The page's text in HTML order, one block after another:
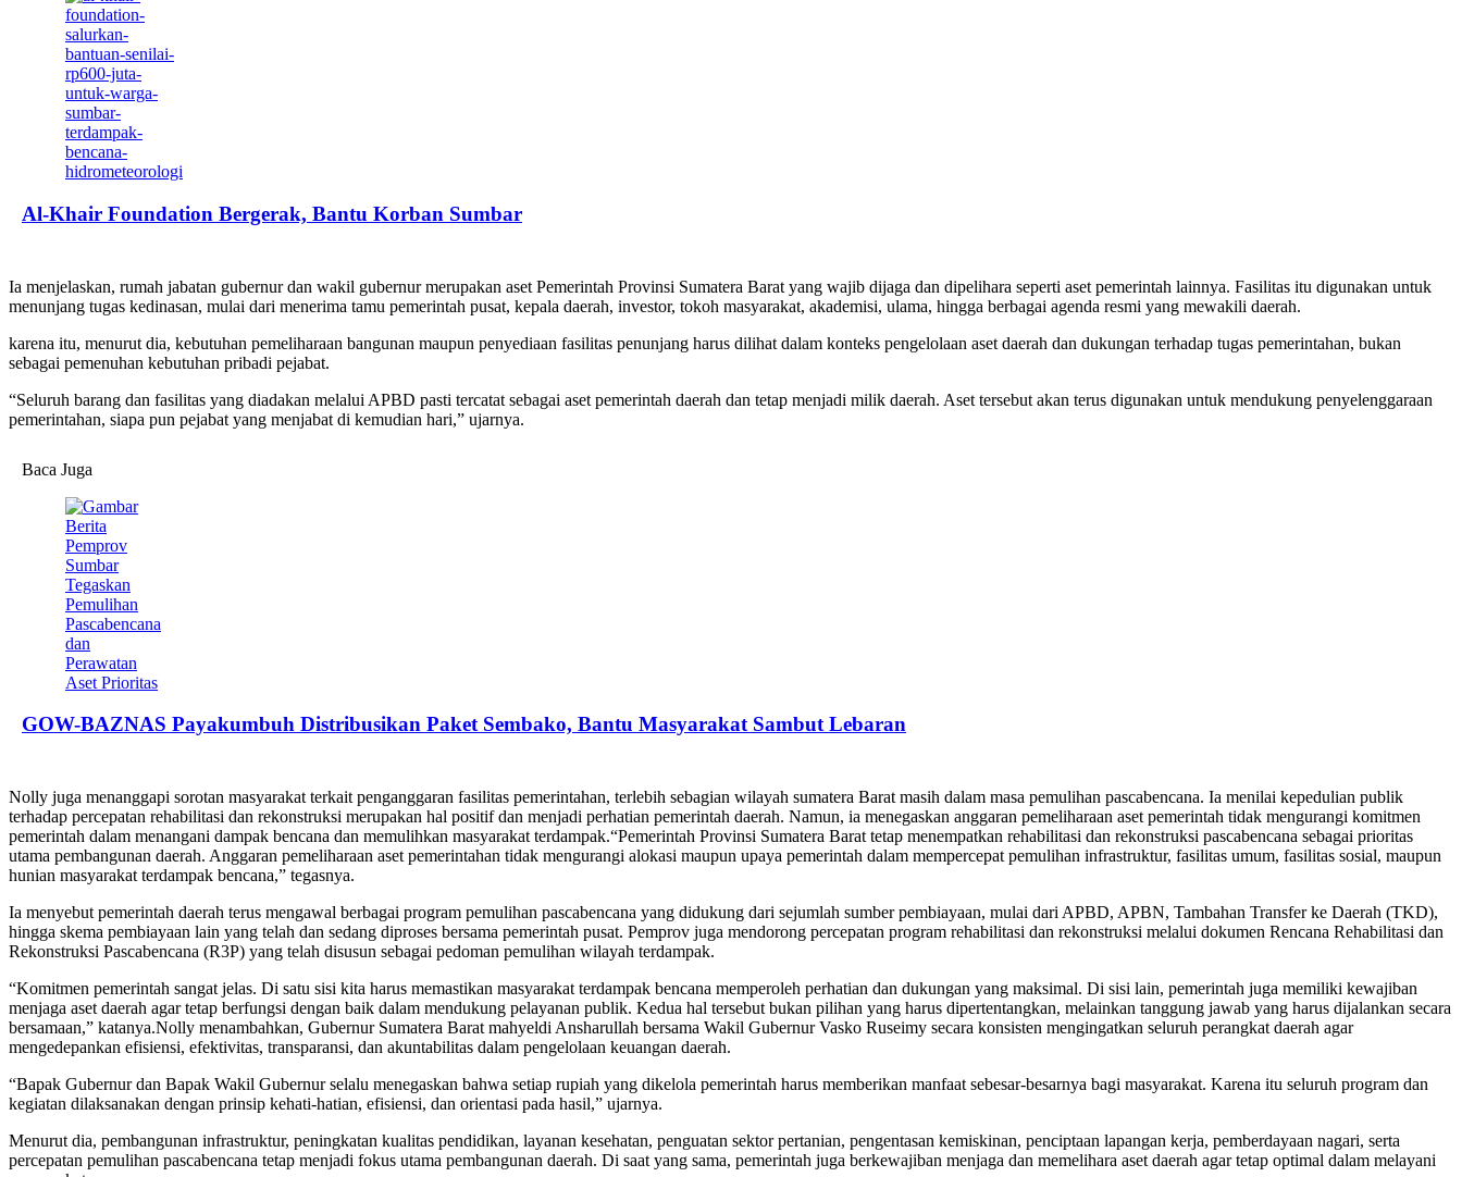
Al-Khair Foundation Bergerak, Bantu Korban Sumbar
Ia menjelaskan, rumah jabatan gubernur dan wakil gubernur merupakan aset Pemerintah Provinsi Sumatera Barat yang wajib dijaga dan dipelihara seperti aset pemerintah lainnya. Fasilitas itu digunakan untuk
menunjang tugas kedinasan, mulai dari menerima tamu pemerintah pusat, kepala daerah, investor, tokoh masyarakat, akademisi, ulama, hingga berbagai agenda resmi yang mewakili daerah.
karena itu, menurut dia, kebutuhan pemeliharaan bangunan maupun penyediaan fasilitas penunjang harus dilihat dalam konteks pengelolaan aset daerah dan dukungan terhadap tugas pemerintahan, bukan
sebagai pemenuhan kebutuhan pribadi pejabat.
“Seluruh barang dan fasilitas yang diadakan melalui APBD pasti tercatat sebagai aset pemerintah daerah dan tetap menjadi milik daerah. Aset tersebut akan terus digunakan untuk mendukung penyelenggaraan
pemerintahan, siapa pun pejabat yang menjabat di kemudian hari,” ujarnya.
Baca Juga
GOW-BAZNAS Payakumbuh Distribusikan Paket Sembako, Bantu Masyarakat Sambut Lebaran
Nolly juga menanggapi sorotan masyarakat terkait penganggaran fasilitas pemerintahan, terlebih sebagian wilayah sumatera Barat masih dalam masa pemulihan pascabencana. Ia menilai kepedulian publik
terhadap percepatan rehabilitasi dan rekonstruksi merupakan hal positif dan menjadi perhatian pemerintah daerah. Namun, ia menegaskan anggaran pemeliharaan aset pemerintah tidak mengurangi komitmen
pemerintah dalam menangani dampak bencana dan memulihkan masyarakat terdampak.“Pemerintah Provinsi Sumatera Barat tetap menempatkan rehabilitasi dan rekonstruksi pascabencana sebagai prioritas
utama pembangunan daerah. Anggaran pemeliharaan aset pemerintahan tidak mengurangi alokasi maupun upaya pemerintah dalam mempercepat pemulihan infrastruktur, fasilitas umum, fasilitas sosial, maupun
hunian masyarakat terdampak bencana,” tegasnya.
Ia menyebut pemerintah daerah terus mengawal berbagai program pemulihan pascabencana yang didukung dari sejumlah sumber pembiayaan, mulai dari APBD, APBN, Tambahan Transfer ke Daerah (TKD),
hingga skema pembiayaan lain yang telah dan sedang diproses bersama pemerintah pusat. Pemprov juga mendorong percepatan program rehabilitasi dan rekonstruksi melalui dokumen Rencana Rehabilitasi dan
Rekonstruksi Pascabencana (R3P) yang telah disusun sebagai pedoman pemulihan wilayah terdampak.
“Komitmen pemerintah sangat jelas. Di satu sisi kita harus memastikan masyarakat terdampak bencana memperoleh perhatian dan dukungan yang maksimal. Di sisi lain, pemerintah juga memiliki kewajiban
menjaga aset daerah agar tetap berfungsi dengan baik dalam mendukung pelayanan publik. Kedua hal tersebut bukan pilihan yang harus dipertentangkan, melainkan tanggung jawab yang harus dijalankan secara
bersamaan,” katanya.Nolly menambahkan, Gubernur Sumatera Barat mahyeldi Ansharullah bersama Wakil Gubernur Vasko Ruseimy secara konsisten mengingatkan seluruh perangkat daerah agar
mengedepankan efisiensi, efektivitas, transparansi, dan akuntabilitas dalam pengelolaan keuangan daerah.
“Bapak Gubernur dan Bapak Wakil Gubernur selalu menegaskan bahwa setiap rupiah yang dikelola pemerintah harus memberikan manfaat sebesar-besarnya bagi masyarakat. Karena itu seluruh program dan
kegiatan dilaksanakan dengan prinsip kehati-hatian, efisiensi, dan orientasi pada hasil,” ujarnya.
Menurut dia, pembangunan infrastruktur, peningkatan kualitas pendidikan, layanan kesehatan, penguatan sektor pertanian, pengentasan kemiskinan, penciptaan lapangan kerja, pemberdayaan nagari, serta
percepatan pemulihan pascabencana tetap menjadi fokus utama pembangunan daerah. Di saat yang sama, pemerintah juga berkewajiban menjaga dan memelihara aset daerah agar tetap optimal dalam melayani